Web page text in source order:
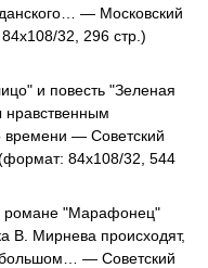
— Московский
32, 296 стр.)
и повесть "Зеленая
— Советский
84x108/32, 544
романе "Марафонец"
В. Мирнева происходят,
— Советский